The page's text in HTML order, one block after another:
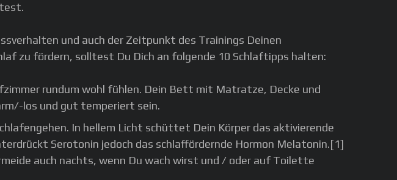
und auch der Zeitpunkt des Trainings Deinen
zu fördern, solltest Du Dich an folgende 10 Schlaftipps halten:
rundum wohl fühlen. Dein Bett mit Matratze, Decke und
los und gut temperiert sein.
In hellem Licht schüttet Dein Körper das aktivierende
Serotonin jedoch das schlaffördernde Hormon Melatonin.[1]
auch nachts, wenn Du wach wirst und / oder auf Toilette